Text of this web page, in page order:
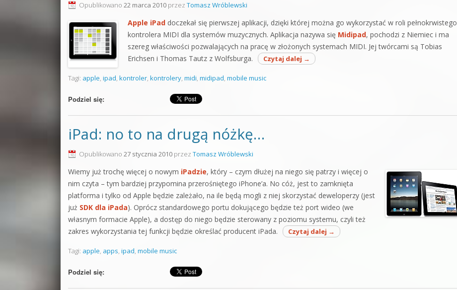
Opublikowano 22 marca 2010 przez Tomasz Wróblewski
Apple iPad doczekał się pierwszej aplikacji, dzięki której można go wykorzystać w roli pełnokrwistego
kontrolera MIDI dla systemów muzycznych. Aplikacja nazywa się Midipad, pochodzi z Niemiec i ma
szereg właściwości pozwalających na pracę w złożonych systemach MIDI. Jej twórcami są Tobias
Erichsen i Thomas Tautz z Wolfsburga.
Czytaj dalej →
Tagi: apple, ipad, kontroler, kontrolery, midi, midipad, mobile music
Podziel się:
iPad: no to na drugą nóżkę…
Opublikowano 27 stycznia 2010 przez Tomasz Wróblewski
Wiemy już trochę więcej o nowym iPadzie, który – czym dłużej na niego się patrzy i więcej o
nim czyta – tym bardziej przypomina przerośniętego iPhone’a. No cóż, jest to zamknięta
platforma i tylko od Apple będzie zależało, na ile będą mogli z niej skorzystać deweloperzy (jest
już SDK dla iPada). Oprócz standardowego portu dokującego będzie też port wideo (we
własnym formacie Apple), a dostęp do niego będzie sterowany z poziomu systemu, czyli też
zakres wykorzystania tej funkcji będzie określać producent iPada.
Czytaj dalej →
Tagi: apple, apps, ipad, mobile music
Podziel się: